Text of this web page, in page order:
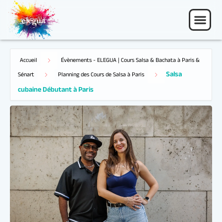
Accueil Évènements - ELEGUA | Cours Salsa & Bachata à Paris &
Sénart Planning des Cours de Salsa à Paris
Salsa
cubaine Débutant à Paris
05 Nov 25